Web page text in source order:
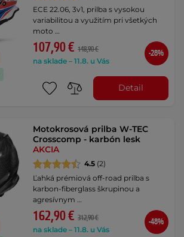
ECE 22.06, 3v1, prilba s vysokou
variabilitou a využitím pri všetkých
moto …
107,90 € 148,90 €
na sklade – 11.8. u Vás
-28%
Detail
Motokrosová prilba W-TEC
Crosscomp - karbón lesk
AKCIA
4.5 (2)
Ľahká prémiová off-road prilba s
karbon-fiberglass škrupinou a
agresívnym …
162,90 € 312,90 €
na sklade – 11.8. u Vás
-48%